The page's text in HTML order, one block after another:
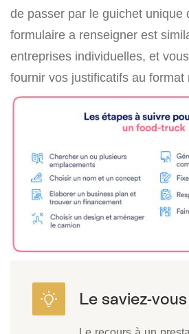
de passer par le guichet unique
formulaire a renseigner est
entreprises individuelles, et
fournir vos justificatifs au format